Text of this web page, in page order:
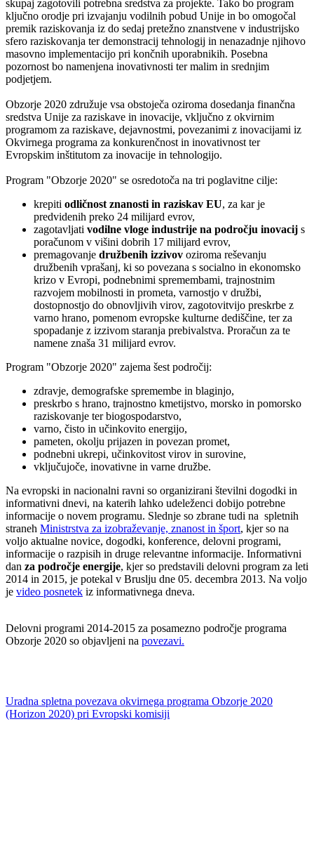
skupaj zagotovili potrebna sredstva za projekte. Tako bo program
ključno orodje pri izvajanju vodilnih pobud Unije in bo omogočal
premik raziskovanja iz do sedaj pretežno znanstvene v industrijsko
sfero raziskovanja ter demonstracij tehnologij in nenazadnje njihovo
masovno implementacijo pri končnih uporabnikih. Posebna
pozornost bo namenjena inovativnosti ter malim in srednjim
podjetjem.
Obzorje 2020 združuje vsa obstoječa oziroma dosedanja finančna
sredstva Unije za raziskave in inovacije, vključno z okvirnim
programom za raziskave, dejavnostmi, povezanimi z inovacijami iz
Okvirnega programa za konkurenčnost in inovativnost ter
Evropskim inštitutom za inovacije in tehnologijo.
Program "Obzorje 2020" se osredotoča na tri poglavitne cilje:
krepiti odličnost znanosti in raziskav EU, za kar je
predvidenih preko 24 milijard evrov,
zagotavljati vodilne vloge industrije na področju inovacij s
poračunom v višini dobrih 17 milijard evrov,
premagovanje družbenih izzivov oziroma reševanju
družbenih vprašanj, ki so povezana s socialno in ekonomsko
krizo v Evropi, podnebnimi spremembami, trajnostnim
razvojem mobilnosti in prometa, varnostjo v družbi,
dostopnostjo do obnovljivih virov, zagotovitvijo preskrbe z
varno hrano, pomenom evropske kulturne dediščine, ter za
spopadanje z izzivom staranja prebivalstva. Proračun za te
namene znaša 31 milijard evrov.
Program "Obzorje 2020" zajema šest področij:
zdravje, demografske spremembe in blaginjo,
preskrbo s hrano, trajnostno kmetijstvo, morsko in pomorsko
raziskovanje ter biogospodarstvo,
varno, čisto in učinkovito energijo,
pameten, okolju prijazen in povezan promet,
podnebni ukrepi, učinkovitost virov in surovine,
vključujoče, inovativne in varne družbe.
Na evropski in nacionalni ravni so organizirani številni dogodki in
informativni dnevi, na katerih lahko udeleženci dobijo potrebne
informacije o novem programu. Slednje so zbrane tudi na spletnih
straneh Ministrstva za izobraževanje, znanost in šport, kjer so na
voljo aktualne novice, dogodki, konference, delovni programi,
informacije o razpisih in druge relevantne informacije. Informativni
dan za področje energije, kjer so predstavili delovni program za leti
2014 in 2015, je potekal v Bruslju dne 05. decembra 2013. Na voljo
je video posnetek iz informativnega dneva.
Delovni programi 2014-2015 za posamezno področje programa
Obzorje 2020 so objavljeni na povezavi.
Uradna spletna povezava okvirnega programa Obzorje 2020
(Horizon 2020) pri Evropski komisiji